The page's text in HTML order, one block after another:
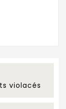
violacés